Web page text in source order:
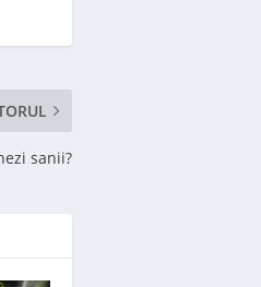
sanii?